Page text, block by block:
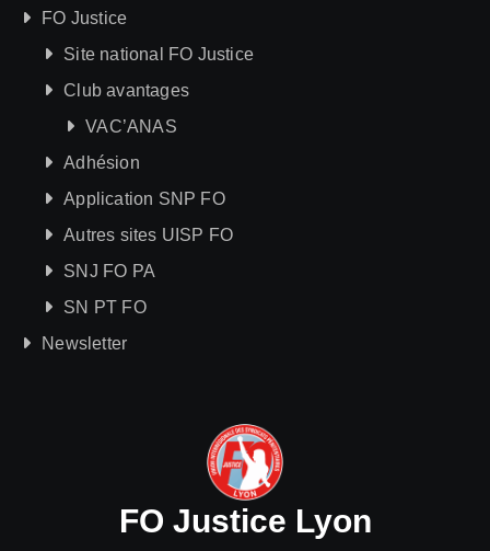
FO Justice
Site national FO Justice
Club avantages
VAC’ANAS
Adhésion
Application SNP FO
Autres sites UISP FO
SNJ FO PA
SN PT FO
Newsletter
FO Justice Lyon